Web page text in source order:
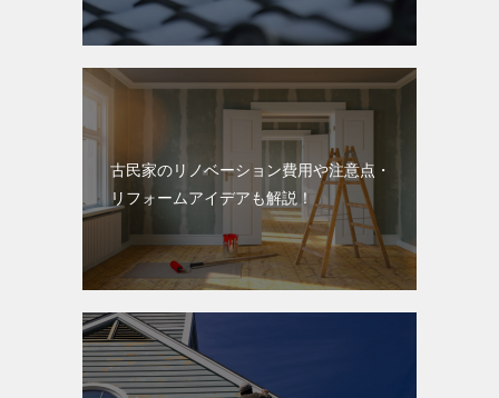
古民家のリノベーション費用や注意点・
リフォームアイデアも解説！